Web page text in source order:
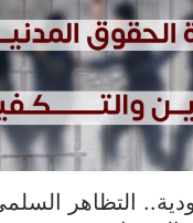
التظاهر